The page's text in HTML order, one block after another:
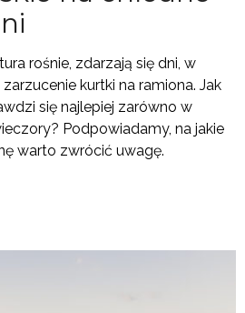
rośnie, zdarzają się dni, w
kurtki na ramiona. Jak
się najlepiej zarówno w
Podpowiadamy, na jakie
warto zwrócić uwagę.